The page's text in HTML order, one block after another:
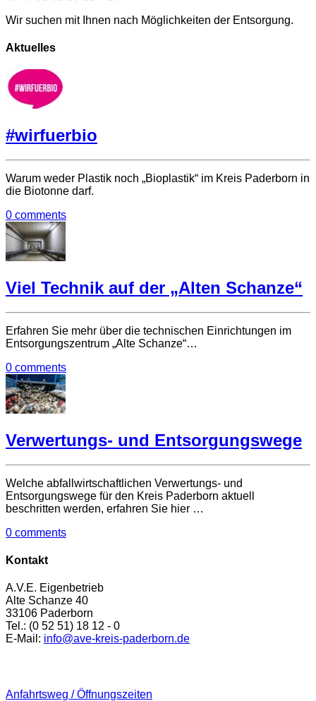
Wir suchen mit Ihnen nach Möglichkeiten der Entsorgung.
Aktuelles
#wirfuerbio
Warum weder Plastik noch „Bioplastik“ im Kreis Paderborn in
die Biotonne darf.
0 comments
Viel Technik auf der „Alten Schanze“
Erfahren Sie mehr über die technischen Einrichtungen im
Entsorgungszentrum „Alte Schanze“…
0 comments
Verwertungs- und Entsorgungswege
Welche abfallwirtschaftlichen Verwertungs- und
Entsorgungswege für den Kreis Paderborn aktuell
beschritten werden, erfahren Sie hier …
0 comments
Kontakt
A.V.E. Eigenbetrieb
Alte Schanze 40
33106 Paderborn
Tel.: (0 52 51) 18 12 - 0
E-Mail: info@ave-kreis-paderborn.de
Anfahrtsweg / Öffnungszeiten